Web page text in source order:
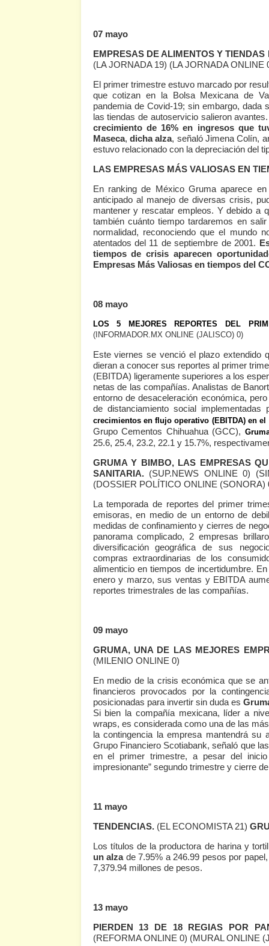
07 mayo
EMPRESAS DE ALIMENTOS Y
(LA JORNADA 19) (LA JORNADA ONLINE
El primer trimestre estuvo marcado por
que cotizan en la Bolsa Mexicana de
pandemia de Covid-19; sin embargo,
las tiendas de autoservicio salieron
crecimiento de 16% en ingresos que
Maseca, dicha alza, señaló Jimena Colín,
estuvo relacionado con la depreciación del
LAS EMPRESAS MÁS VALIOSAS EN
En ranking de México Gruma aparece
anticipado al manejo de diversas crisis,
mantener y rescatar empleos. Y debido a
también cuánto tiempo tardaremos en
normalidad, reconociendo que el
atentados del 11 de septiembre de 2001.
tiempos de crisis aparecen
Empresas Más Valiosas en tiempos del
08 mayo
LOS 5 MEJORES REPORTES DEL
(INFORMADOR.MX ONLINE (JALISCO) 0)
Este viernes se venció el plazo extendido
dieran a conocer sus reportes al primer
(EBITDA) ligeramente superiores a los
netas de las compañías. Analistas de
entorno de desaceleración económica,
de distanciamiento social implementadas
crecimientos en flujo operativo (EBITDA) en
Grupo Cementos Chihuahua (GCC),
25.6, 25.4, 23.2, 22.1 y 15.7%,
GRUMA Y BIMBO, LAS EMPRESAS
SANITARIA. (SUP.NEWS ONLINE 0)
(DOSSIER POLÍTICO ONLINE (SONORA)
La temporada de reportes del primer
emisoras, en medio de un entorno de
medidas de confinamiento y cierres de
panorama complicado, 2 empresas
diversificación geográfica de sus
compras extraordinarias de los
alimenticio en tiempos de incertidumbre.
enero y marzo, sus ventas y EBITDA
reportes trimestrales de las compañías.
09 mayo
GRUMA, UNA DE LAS MEJORES
(MILENIO ONLINE 0)
En medio de la crisis económica que se
financieros provocados por la
posicionadas para invertir sin duda es
Si bien la compañía mexicana, líder a
wraps, es considerada como una de las
la contingencia la empresa mantendrá su
Grupo Financiero Scotiabank, señaló que
en el primer trimestre, a pesar del
impresionante” segundo trimestre y cierre
11 mayo
TENDENCIAS. (EL ECONOMISTA 21)
Los títulos de la productora de harina y
un alzade 7.95% a 246.99 pesos por
7,379.94 millones de pesos.
13 mayo
PIERDEN 13 DE 18 REGIAS POR
(REFORMA ONLINE 0) (MURAL ONLINE